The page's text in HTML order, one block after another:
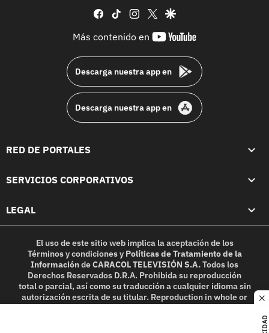
facebook
tiktok instagram
twittergoogle
Más contenido en
youtube-
Descarga nuestra app en
Descarga nuestra app en
RED DE PORTALES
SERVICIOS CORPORATIVOS
LEGAL
El uso de este sitio web implica la aceptación de los
Términos y condicionesy Políticas de Tratamiento de la
InformacióndeCARACOL TELEVISIÓN S.A.Todos los
Derechos Reservados D.R.A. Prohibida su reproducción
total o parcial, así como su traducción a cualquier idioma sin
autorización escrita de su titular. Reproduction in whole or
in part, or translation without written permission is